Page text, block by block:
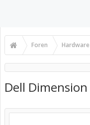
Foren Hardware
Dell Dimension